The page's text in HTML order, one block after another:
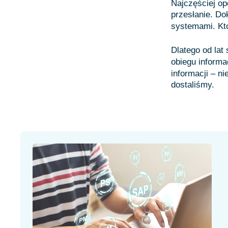
Najczęściej
przesłanie.
systemami.
Dlatego od lat
obiegu
informacji –